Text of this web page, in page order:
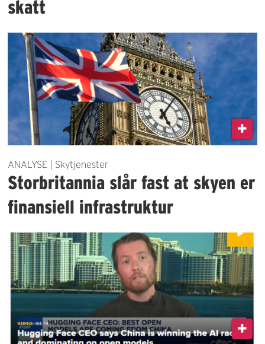
skatt
ANALYSE | Skytjenester
Storbritannia slår fast at skyen er
finansiell infrastruktur